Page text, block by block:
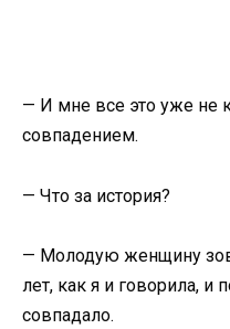
— И мне все это уже не
совпадением.
— Что за история?
— Молодую женщину
лет, как я и говорила, и
совпадало.